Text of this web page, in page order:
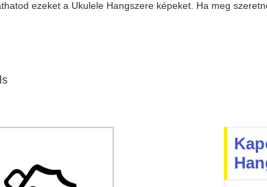
ezeket a Ukulele Hangszere képeket. Ha meg